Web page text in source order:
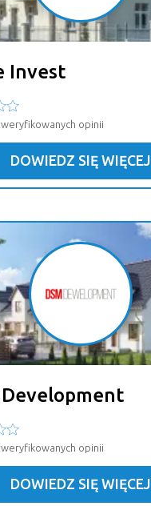
Invest
opinii
DOWIEDZ SIĘ WIĘCEJ
Development
opinii
DOWIEDZ SIĘ WIĘCEJ